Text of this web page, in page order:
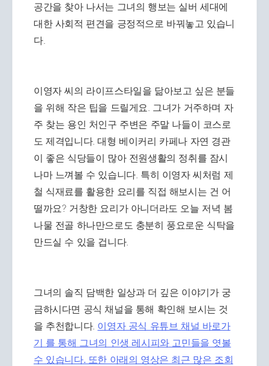
공간을 찾아 나서는 그녀의 행보는 실버 세대에
대한 사회적 편견을 긍정적으로 바꿔놓고 있습니
다.
이영자 씨의 라이프스타일을 닮아보고 싶은 분들
을 위해 작은 팁을 드릴게요. 그녀가 거주하며 자
주 찾는 용인 처인구 주변은 주말 나들이 코스로
도 제격입니다. 대형 베이커리 카페나 자연 경관
이 좋은 식당들이 많아 전원생활의 정취를 잠시
나마 느껴볼 수 있습니다. 특히 이영자 씨처럼 제
철 식재료를 활용한 요리를 직접 해보시는 건 어
떨까요? 거창한 요리가 아니더라도 오늘 저녁 봄
나물 전골 하나만으로도 충분히 풍요로운 식탁을
만드실 수 있을 겁니다.
그녀의 솔직 담백한 일상과 더 깊은 이야기가 궁
금하시다면 공식 채널을 통해 확인해 보시는 것
을 추천합니다. 이영자 공식 유튜브 채널 바로가
기 를 통해 그녀의 인생 레시피와 고민들을 엿볼
수 있습니다. 또한 아래의 영상은 최근 많은 조회